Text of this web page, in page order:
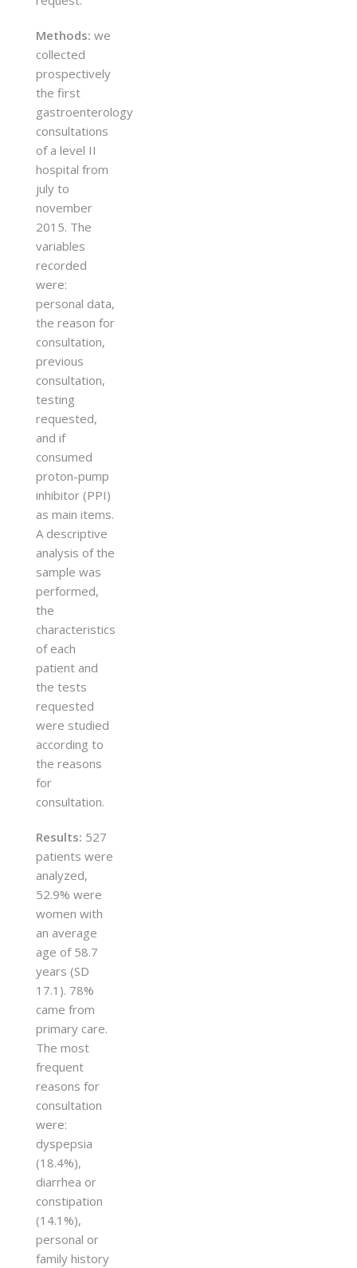
Methods: we
collected
prospectively
the first
gastroenterology
consultations
of a level II
hospital from
july to
november
2015. The
variables
recorded
were:
personal data,
the reason for
consultation,
previous
consultation,
testing
requested,
and if
consumed
proton-pump
inhibitor (PPI)
as main items.
A descriptive
analysis of the
sample was
performed,
the
characteristics
of each
patient and
the tests
requested
were studied
according to
the reasons
for
consultation.
Results: 527
patients were
analyzed,
52.9% were
women with
an average
age of 58.7
years (SD
17.1). 78%
came from
primary care.
The most
frequent
reasons for
consultation
were:
dyspepsia
(18.4%),
diarrhea or
constipation
(14.1%),
personal or
family history